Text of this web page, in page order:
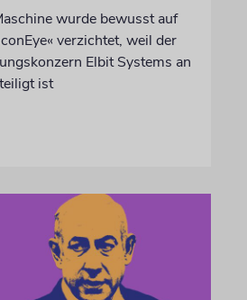
wurde bewusst auf
verzichtet, weil der
Elbit Systems an
ist